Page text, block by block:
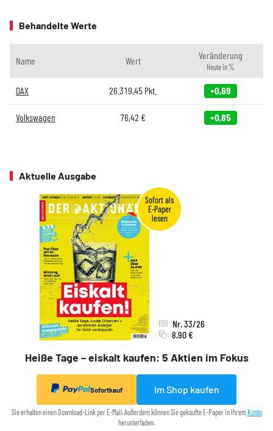
Behandelte Werte
Name Wert Veränderung
Heute in %
DAX 26.319,45 Pkt. +0,69
Volkswagen 76,42 € +0,85
Aktuelle Ausgabe
Heiße Tage – eiskalt kaufen: 5 Aktien im Fokus
Nr. 33/26
8,90 €
Sofortkauf Im Shop kaufen
Sie erhalten einen Download-Link per E-Mail. Außerdem können Sie gekaufte E-Paper in Ihrem Konto
herunterladen.